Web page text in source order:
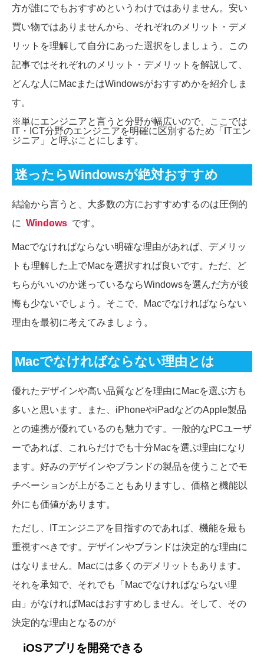
方が誰にでもおすすめというわけではありません。安い
買い物ではありませんから、それぞれのメリット・デメ
リットを理解して自分にあった選択をしましょう。この
記事ではそれぞれのメリット・デメリットを解説して、
どんな人にMacまたはWindowsがおすすめかを紹介しま
す。
※単にエンジニアと言うと分野が幅広いので、ここでは
IT・ICT分野のエンジニアを明確に区別するため「ITエン
ジニア」と呼ぶことにします。
迷ったらWindowsが絶対おすすめ
結論から言うと、大多数の方におすすめするのは圧倒的
に Windows です。
Macでなければならない明確な理由があれば、デメリッ
トも理解した上でMacを選択すれば良いです。ただ、ど
ちらがいいのか迷っているならWindowsを選んだ方が後
悔も少ないでしょう。そこで、Macでなければならない
理由を最初に考えてみましょう。
Macでなければならない理由とは
優れたデザインや高い品質などを理由にMacを選ぶ方も
多いと思います。また、iPhoneやiPadなどのApple製品
との連携が優れているのも魅力です。一般的なPCユーザ
ーであれば、これらだけでも十分Macを選ぶ理由になり
ます。好みのデザインやブランドの製品を使うことでモ
チベーションが上がることもありますし、価格と機能以
外にも価値があります。
ただし、ITエンジニアを目指すのであれば、機能を最も
重視すべきです。デザインやブランドは決定的な理由に
はなりません。Macには多くのデメリットもあります。
それを承知で、それでも「Macでなければならない理
由」がなければMacはおすすめしません。そして、その
決定的な理由となるのが
iOSアプリを開発できる